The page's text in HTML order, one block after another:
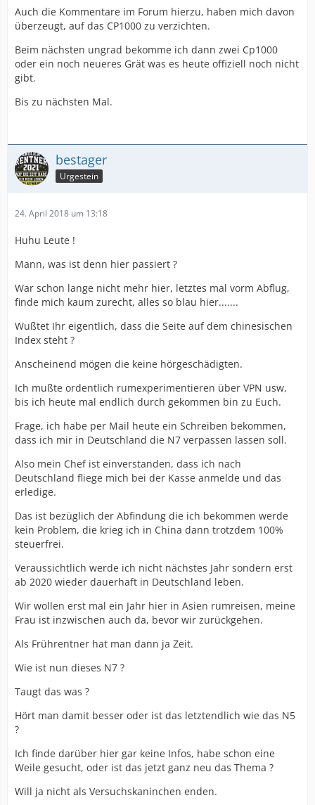
Auch die Kommentare im Forum hierzu, haben mich davon
überzeugt, auf das CP1000 zu verzichten.
Beim nächsten ungrad bekomme ich dann zwei Cp1000
oder ein noch neueres Grät was es heute offiziell noch nicht
gibt.
Bis zu nächsten Mal.
bestager
Urgestein
24. April 2018 um 13:18
Huhu Leute !
Mann, was ist denn hier passiert ?
War schon lange nicht mehr hier, letztes mal vorm Abflug,
finde mich kaum zurecht, alles so blau hier.......
Wußtet Ihr eigentlich, dass die Seite auf dem chinesischen
Index steht ?
Anscheinend mögen die keine hörgeschädigten.
Ich mußte ordentlich rumexperimentieren über VPN usw,
bis ich heute mal endlich durch gekommen bin zu Euch.
Frage, ich habe per Mail heute ein Schreiben bekommen,
dass ich mir in Deutschland die N7 verpassen lassen soll.
Also mein Chef ist einverstanden, dass ich nach
Deutschland fliege mich bei der Kasse anmelde und das
erledige.
Das ist bezüglich der Abfindung die ich bekommen werde
kein Problem, die krieg ich in China dann trotzdem 100%
steuerfrei.
Veraussichtlich werde ich nicht nächstes Jahr sondern erst
ab 2020 wieder dauerhaft in Deutschland leben.
Wir wollen erst mal ein Jahr hier in Asien rumreisen, meine
Frau ist inzwischen auch da, bevor wir zurückgehen.
Als Frührentner hat man dann ja Zeit.
Wie ist nun dieses N7 ?
Taugt das was ?
Hört man damit besser oder ist das letztendlich wie das N5
?
Ich finde darüber hier gar keine Infos, habe schon eine
Weile gesucht, oder ist das jetzt ganz neu das Thema ?
Will ja nicht als Versuchskaninchen enden.